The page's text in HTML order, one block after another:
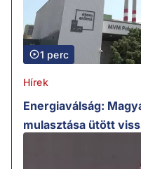
1 perc
Hírek
Energiaválság:
mulasztása ütött